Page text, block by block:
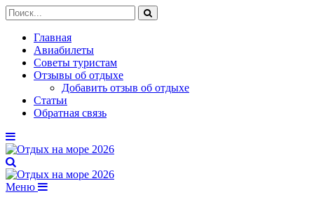
Главная
Авиабилеты
Советы туристам
Отзывы об отдыхе
Добавить отзыв об отдыхе
Статьи
Обратная связь
Меню